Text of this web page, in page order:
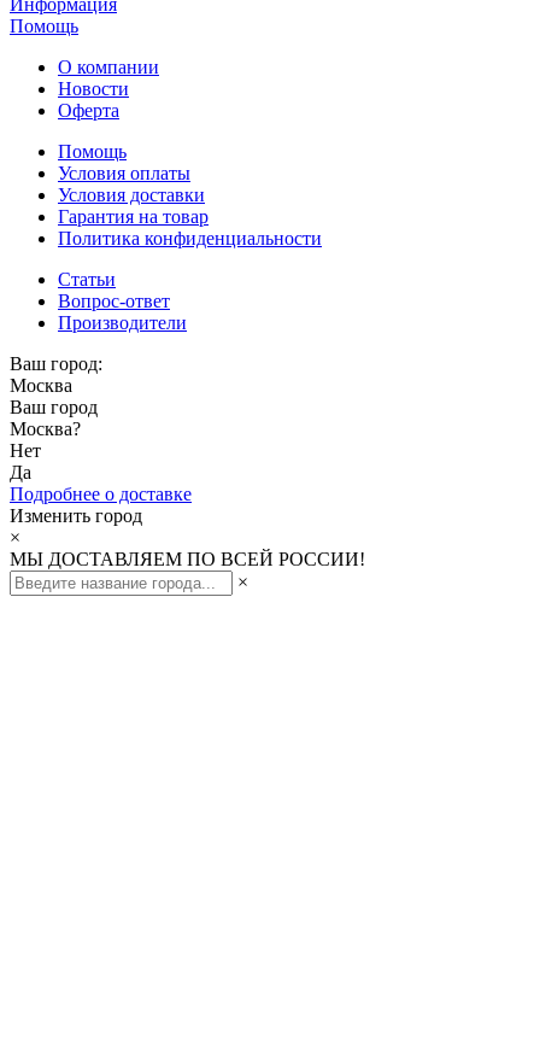
Помощь
О компании
Новости
Оферта
Помощь
Условия оплаты
Условия доставки
Гарантия на товар
Политика конфиденциальности
Статьи
Вопрос-ответ
Производители
Ваш город:
Москва
Ваш город
Москва?
Нет
Да
Подробнее о доставке
Изменить город
×
МЫ ДОСТАВЛЯЕМ ПО ВСЕЙ РОССИИ!
×